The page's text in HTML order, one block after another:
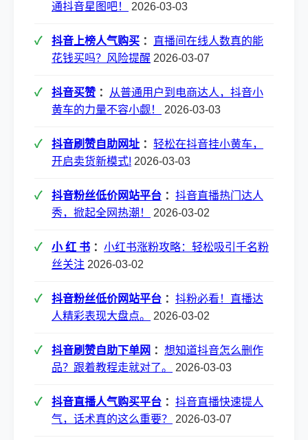
通抖音星图吧！
2026-03-03
抖音上榜人气购买 ： 直播间在线人数真的能
花钱买吗？风险提醒 2026-03-07
抖音买赞 ：
从普通用户到电商达人，抖音小
黄车的力量不容小觑！
2026-03-03
抖音刷赞自助网址 ： 轻松在抖音挂小黄车，
开启卖货新模式! 2026-03-03
抖音粉丝低价网站平台 ： 抖音直播热门达人
秀，掀起全网热潮！
2026-03-02
小 红 书 ： 小红书涨粉攻略：轻松吸引千名粉
丝关注 2026-03-02
抖音粉丝低价网站平台 ： 抖粉必看！直播达
人精彩表现大盘点。
2026-03-02
抖音刷赞自助下单网 ： 想知道抖音怎么删作
品？跟着教程走就对了。
2026-03-03
抖音直播人气购买平台 ： 抖音直播快速提人
气，话术真的这么重要？
2026-03-07